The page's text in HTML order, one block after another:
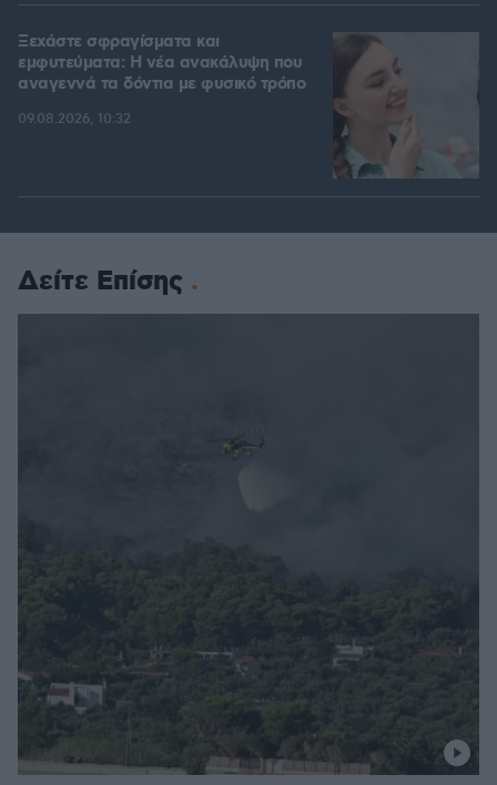
Ξεχάστε σφραγίσματα και
εμφυτεύματα: Η νέα ανακάλυψη που
αναγεννά τα δόντια με φυσικό τρόπο
09.08.2026, 10:32
Δείτε Επίσης